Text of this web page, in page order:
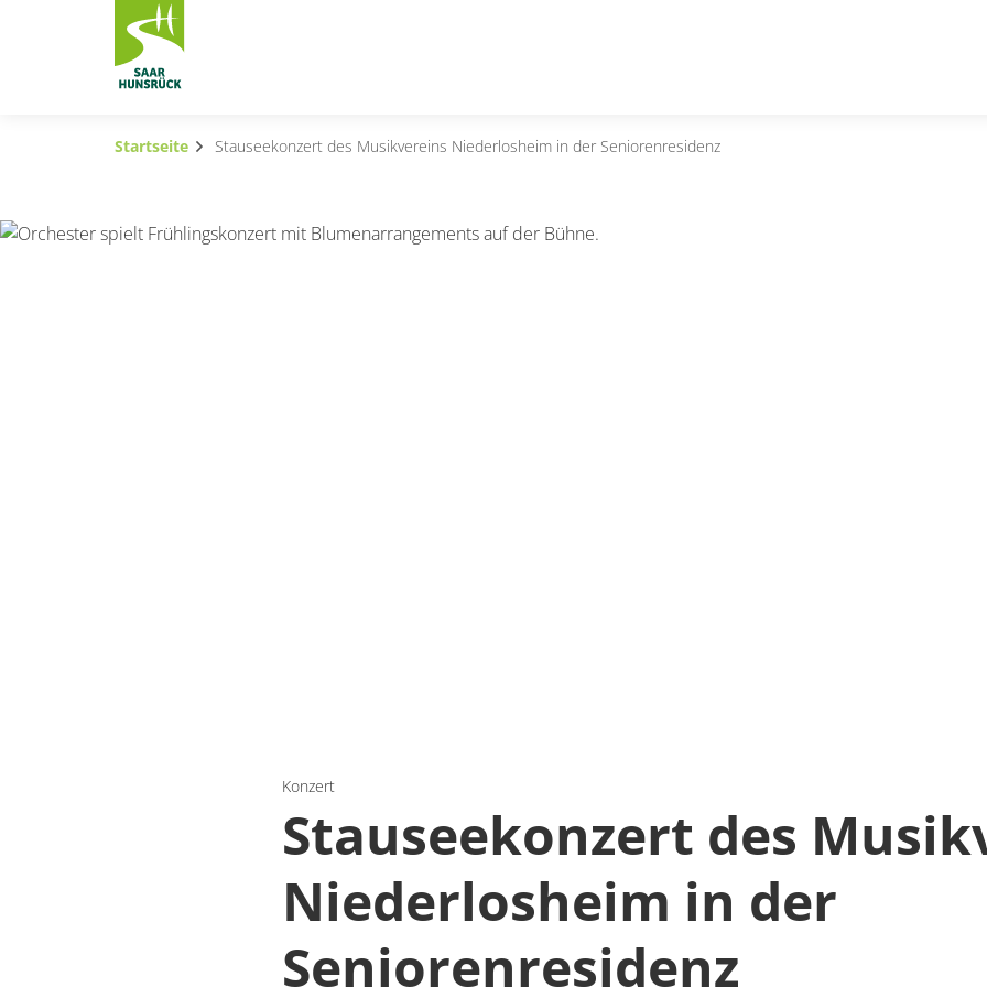
Zum Hauptinhalt springen
Startseite Stauseekonzert des Musikvereins Niederlosheim in der Seniorenresidenz
Konzert
Stauseekonzert des
Niederlosheim in der
Seniorenresidenz